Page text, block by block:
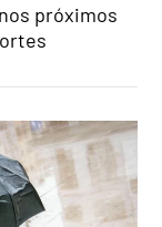
próximos